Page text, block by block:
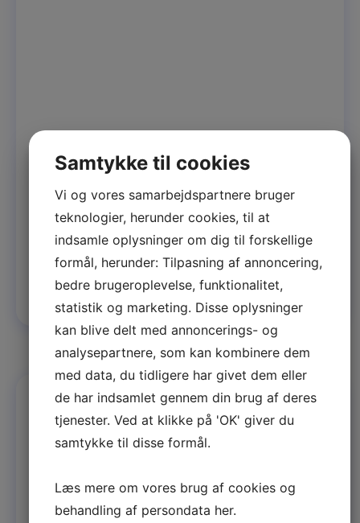
Søn, 12 Juli14:00- 18:00
Magi i Møllergade er Konsulatet36’s ugentlige
Magic The Gathering klub! Søndag 14-18
Læs mere
Samtykke til cookies
Vi og vores samarbejdspartnere bruger
teknologier, herunder cookies, til at
indsamle oplysninger om dig til forskellige
formål, herunder: Tilpasning af annoncering,
bedre brugeroplevelse, funktionalitet,
statistik og marketing. Disse oplysninger
kan blive delt med annoncerings- og
analysepartnere, som kan kombinere dem
med data, du tidligere har givet dem eller
de har indsamlet gennem din brug af deres
tjenester. Ved at klikke på 'OK' giver du
samtykke til disse formål.
Læs mere om vores brug af cookies og
behandling af persondata her.